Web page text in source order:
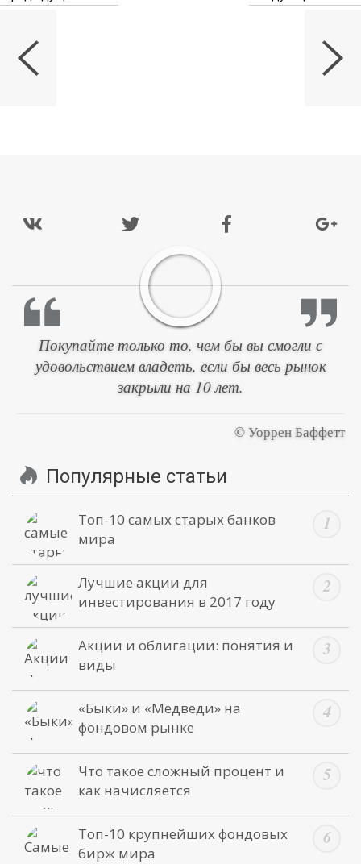
Покупайте только то, чем бы вы смогли с
удовольствием владеть, если бы весь рынок
закрыли на 10 лет.
© Уоррен Баффетт
Популярные статьи
Топ-10 самых старых банков
мира
Лучшие акции для
инвестирования в 2017 году
Акции и облигации: понятия и
виды
«Быки» и «Медведи» на
фондовом рынке
Что такое сложный процент и
как начисляется
Топ-10 крупнейших фондовых
бирж мира